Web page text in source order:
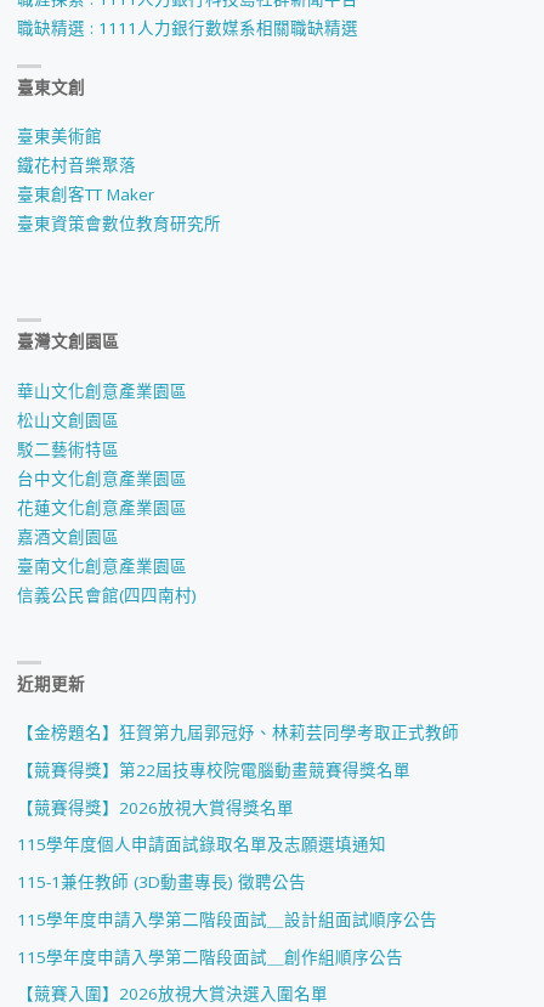
職缺精選 : 1111人力銀行數媒系相關職缺精選
臺東文創
臺東美術館
鐵花村音樂聚落
臺東創客TT Maker
臺東資策會數位教育研究所
臺灣文創園區
華山文化創意產業園區
松山文創園區
駁二藝術特區
台中文化創意產業園區
花蓮文化創意產業園區
嘉酒文創園區
臺南文化創意產業園區
信義公民會館(四四南村)
近期更新
【金榜題名】狂賀第九屆郭冠妤、林莉芸同學考取正式教師
【競賽得獎】第22屆技專校院電腦動畫競賽得獎名單
【競賽得獎】2026放視大賞得獎名單
115學年度個人申請面試錄取名單及志願選填通知
115-1兼任教師 (3D動畫專長) 徵聘公告
115學年度申請入學第二階段面試＿設計組面試順序公告
115學年度申請入學第二階段面試＿創作組順序公告
【競賽入圍】2026放視大賞決選入圍名單